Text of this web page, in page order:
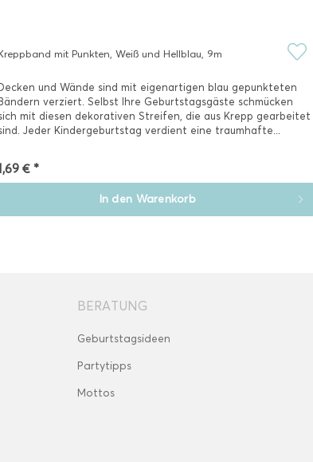
mit Punkten, Weiß und Hellblau, 9m
und Wände sind mit eigenartigen blau gepunkteten
verziert. Selbst Ihre Geburtstagsgäste schmücken
mit diesen dekorativen Streifen, die aus Krepp gearbeitet
Jeder Kindergeburtstag verdient eine traumhafte...
€ *
In den Warenkorb
BERATUNG
Geburtstagsideen
Partytipps
Mottos